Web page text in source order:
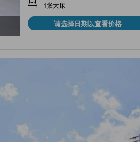
1张大床
请选择日期以查看价格